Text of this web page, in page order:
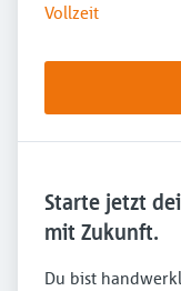
Vollzeit
Starte jetzt
mit Zukunft.
Du bist